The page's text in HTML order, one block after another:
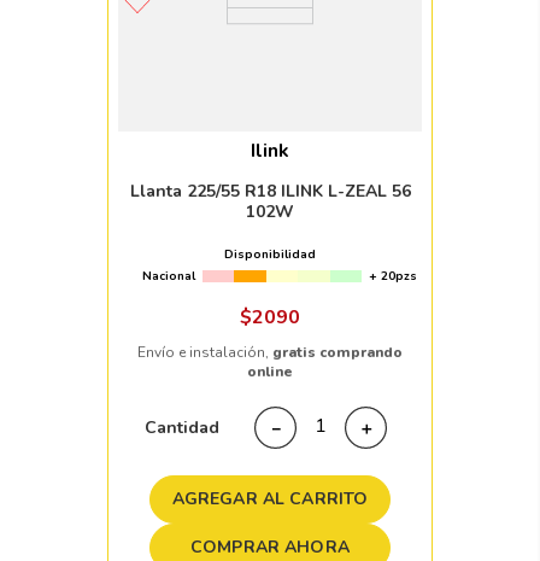
Ilink
Llanta 225/55 R18 ILINK L-ZEAL 56
102W
Disponibilidad
Nacional
+ 20pzs
$2090
Envío e instalación, gratis comprando
online
Cantidad ＋
－
AGREGAR AL CARRITO
COMPRAR AHORA